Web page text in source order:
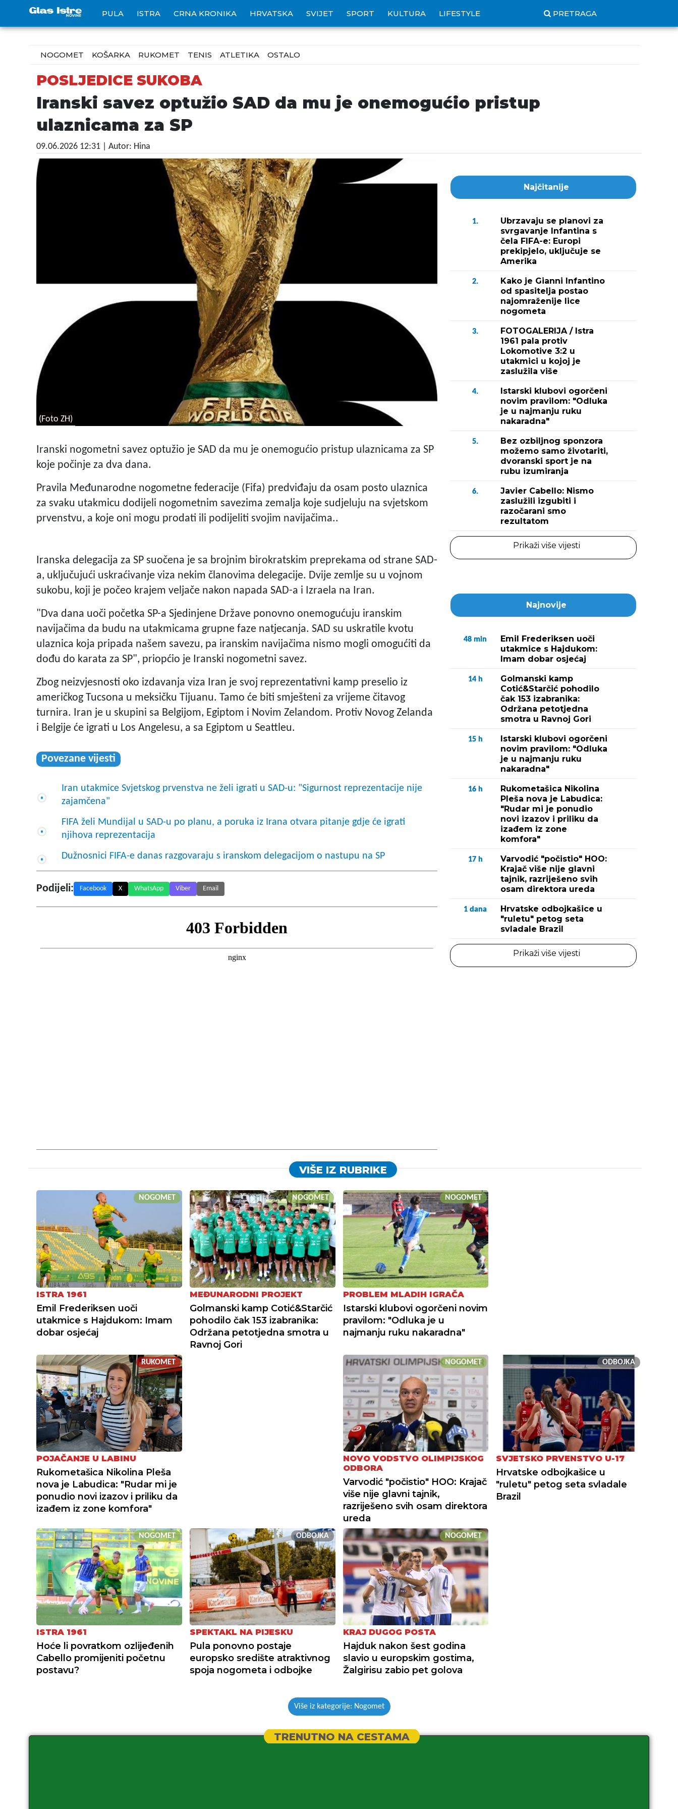
PULA ISTRA CRNA KRONIKA HRVATSKA SVIJET SPORT KULTURA LIFESTYLE PRETRAGA
NOGOMET KOŠARKA RUKOMET TENIS ATLETIKA OSTALO
POSLJEDICE SUKOBA
Iranski savez optužio SAD da mu je onemogućio pristup
ulaznicama za SP
09.06.2026 12:31 | Autor: Hina
(Foto ZH)
Iranski nogometni savez optužio je SAD da mu je onemogućio pristup ulaznicama za SP
koje počinje za dva dana.
Pravila Međunarodne nogometne federacije (Fifa) predviđaju da osam posto ulaznica
za svaku utakmicu dodijeli nogometnim savezima zemalja koje sudjeluju na svjetskom
prvenstvu, a koje oni mogu prodati ili podijeliti svojim navijačima..
Iranska delegacija za SP suočena je sa brojnim birokratskim preprekama od strane SAD-
a, uključujući uskraćivanje viza nekim članovima delegacije. Dvije zemlje su u vojnom
sukobu, koji je počeo krajem veljače nakon napada SAD-a i Izraela na Iran.
"Dva dana uoči početka SP-a Sjedinjene Države ponovno onemogućuju iranskim
navijačima da budu na utakmicama grupne faze natjecanja. SAD su uskratile kvotu
ulaznica koja pripada našem savezu, pa iranskim navijačima nismo mogli omogućiti da
dođu do karata za SP", priopćio je Iranski nogometni savez.
Zbog neizvjesnosti oko izdavanja viza Iran je svoj reprezentativni kamp preselio iz
američkog Tucsona u meksičku Tijuanu. Tamo će biti smješteni za vrijeme čitavog
turnira. Iran je u skupini sa Belgijom, Egiptom i Novim Zelandom. Protiv Novog Zelanda
i Belgije će igrati u Los Angelesu, a sa Egiptom u Seattleu.
Povezane vijesti
Iran utakmice Svjetskog prvenstva ne želi igrati u SAD-u: "Sigurnost reprezentacije nije
zajamčena"
FIFA želi Mundijal u SAD-u po planu, a poruka iz Irana otvara pitanje gdje će igrati
njihova reprezentacija
Dužnosnici FIFA-e danas razgovaraju s iranskom delegacijom o nastupu na SP
Podijeli: Facebook X WhatsApp Viber Email
Najčitanije
1.
Ubrzavaju se planovi za
svrgavanje Infantina s
čela FIFA-e: Europi
prekipjelo, uključuje se
Amerika
2.
Kako je Gianni Infantino
od spasitelja postao
najomraženije lice
nogometa
3.
FOTOGALERIJA / Istra
1961 pala protiv
Lokomotive 3:2 u
utakmici u kojoj je
zaslužila više
4.
Istarski klubovi ogorčeni
novim pravilom: "Odluka
je u najmanju ruku
nakaradna"
5.
Bez ozbiljnog sponzora
možemo samo životariti,
dvoranski sport je na
rubu izumiranja
6.
Javier Cabello: Nismo
zaslužili izgubiti i
razočarani smo
rezultatom
Prikaži više vijesti
Najnovije
48 min
Emil Frederiksen uoči
utakmice s Hajdukom:
Imam dobar osjećaj
14 h
Golmanski kamp
Cotić&Starčić pohodilo
čak 153 izabranika:
Održana petotjedna
smotra u Ravnoj Gori
15 h
Istarski klubovi ogorčeni
novim pravilom: "Odluka
je u najmanju ruku
nakaradna"
16 h
Rukometašica Nikolina
Pleša nova je Labudica:
"Rudar mi je ponudio
novi izazov i priliku da
izađem iz zone
komfora"
17 h
Varvodić "počistio" HOO:
Krajač više nije glavni
tajnik, razriješeno svih
osam direktora ureda
1 dana
Hrvatske odbojkašice u
"ruletu" petog seta
svladale Brazil
Prikaži više vijesti
VIŠE IZ RUBRIKE
NOGOMET
ISTRA 1961
Emil Frederiksen uoči
utakmice s Hajdukom: Imam
dobar osjećaj
NOGOMET
MEĐUNARODNI PROJEKT
Golmanski kamp Cotić&Starčić
pohodilo čak 153 izabranika:
Održana petotjedna smotra u
Ravnoj Gori
NOGOMET
PROBLEM MLADIH IGRAČA
Istarski klubovi ogorčeni novim
pravilom: "Odluka je u
najmanju ruku nakaradna"
RUKOMET
POJAČANJE U LABINU
Rukometašica Nikolina Pleša
nova je Labudica: "Rudar mi je
ponudio novi izazov i priliku da
izađem iz zone komfora"
NOGOMET
NOVO VODSTVO OLIMPIJSKOG
ODBORA
Varvodić "počistio" HOO: Krajač
više nije glavni tajnik,
razriješeno svih osam direktora
ureda
ODBOJKA
SVJETSKO PRVENSTVO U-17
Hrvatske odbojkašice u
"ruletu" petog seta svladale
Brazil
NOGOMET
ISTRA 1961
Hoće li povratkom ozlijeđenih
Cabello promijeniti početnu
postavu?
ODBOJKA
SPEKTAKL NA PIJESKU
Pula ponovno postaje
europsko središte atraktivnog
spoja nogometa i odbojke
NOGOMET
KRAJ DUGOG POSTA
Hajduk nakon šest godina
slavio u europskim gostima,
Žalgirisu zabio pet golova
Više iz kategorije: Nogomet
TRENUTNO NA CESTAMA